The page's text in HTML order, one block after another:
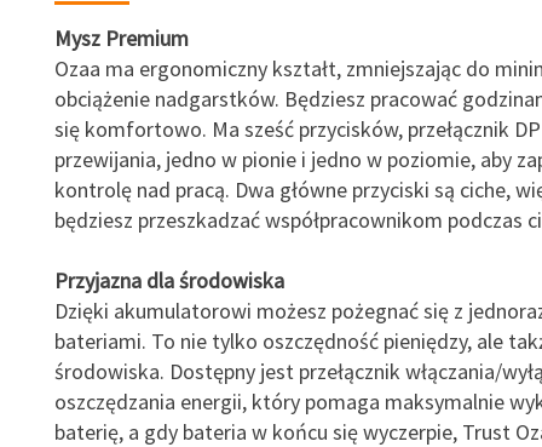
Mysz Premium
Ozaa ma ergonomiczny kształt, zmniejszając do
obciążenie nadgarstków. Będziesz pracować
się komfortowo. Ma sześć przycisków, przełącznik
przewijania, jedno w pionie i jedno w poziomie, aby
kontrolę nad pracą. Dwa główne przyciski są ciche,
będziesz przeszkadzać współpracownikom podczas
Przyjazna dla środowiska
Dzięki akumulatorowi możesz pożegnać się z
bateriami. To nie tylko oszczędność pieniędzy, ale
środowiska. Dostępny jest przełącznik włączania/
oszczędzania energii, który pomaga maksymalnie
baterię, a gdy bateria w końcu się wyczerpie, Trust